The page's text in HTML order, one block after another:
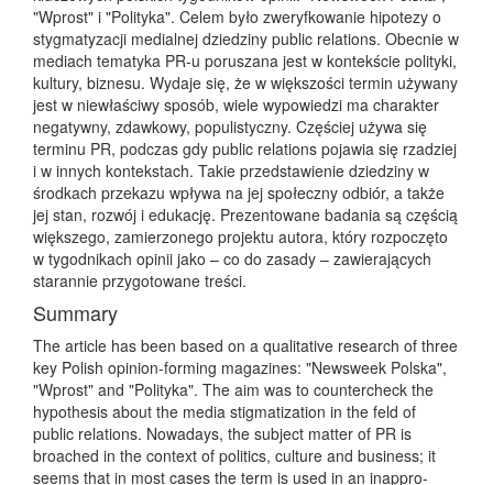
"Wprost" i "Polityka". Celem było zweryfkowanie hipotezy o
stygmatyzacji medialnej dziedziny public relations. Obecnie w
mediach tematyka PR-u poruszana jest w kontekście polityki,
kultury, biznesu. Wydaje się, że w większości termin używany
jest w niewłaściwy sposób, wiele wypowiedzi ma charakter
negatywny, zdawkowy, populistyczny. Częściej używa się
terminu PR, podczas gdy public relations pojawia się rzadziej
i w innych kontekstach. Takie przedstawienie dziedziny w
środkach przekazu wpływa na jej społeczny odbiór, a także
jej stan, rozwój i edukację. Prezentowane badania są częścią
większego, zamierzonego projektu autora, który rozpoczęto
w tygodnikach opinii jako – co do zasady – zawierających
starannie przygotowane treści.
Summary
The article has been based on a qualitative research of three
key Polish opinion-forming magazines: "Newsweek Polska",
"Wprost" and "Polityka". The aim was to countercheck the
hypothesis about the media stigmatization in the feld of
public relations. Nowadays, the subject matter of PR is
broached in the context of politics, culture and business; it
seems that in most cases the term is used in an inappro-